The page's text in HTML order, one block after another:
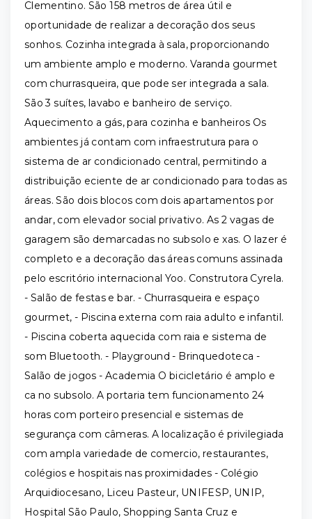
Clementino. São 158 metros de área útil e
oportunidade de realizar a decoração dos seus
sonhos. Cozinha integrada à sala, proporcionando
um ambiente amplo e moderno. Varanda gourmet
com churrasqueira, que pode ser integrada a sala.
São 3 suítes, lavabo e banheiro de serviço.
Aquecimento a gás, para cozinha e banheiros Os
ambientes já contam com infraestrutura para o
sistema de ar condicionado central, permitindo a
distribuição eciente de ar condicionado para todas as
áreas. São dois blocos com dois apartamentos por
andar, com elevador social privativo. As 2 vagas de
garagem são demarcadas no subsolo e xas. O lazer é
completo e a decoração das áreas comuns assinada
pelo escritório internacional Yoo. Construtora Cyrela.
- Salão de festas e bar. - Churrasqueira e espaço
gourmet, - Piscina externa com raia adulto e infantil.
- Piscina coberta aquecida com raia e sistema de
som Bluetooth. - Playground - Brinquedoteca -
Salão de jogos - Academia O bicicletário é amplo e
ca no subsolo. A portaria tem funcionamento 24
horas com porteiro presencial e sistemas de
segurança com câmeras. A localização é privilegiada
com ampla variedade de comercio, restaurantes,
colégios e hospitais nas proximidades - Colégio
Arquidiocesano, Liceu Pasteur, UNIFESP, UNIP,
Hospital São Paulo, Shopping Santa Cruz e